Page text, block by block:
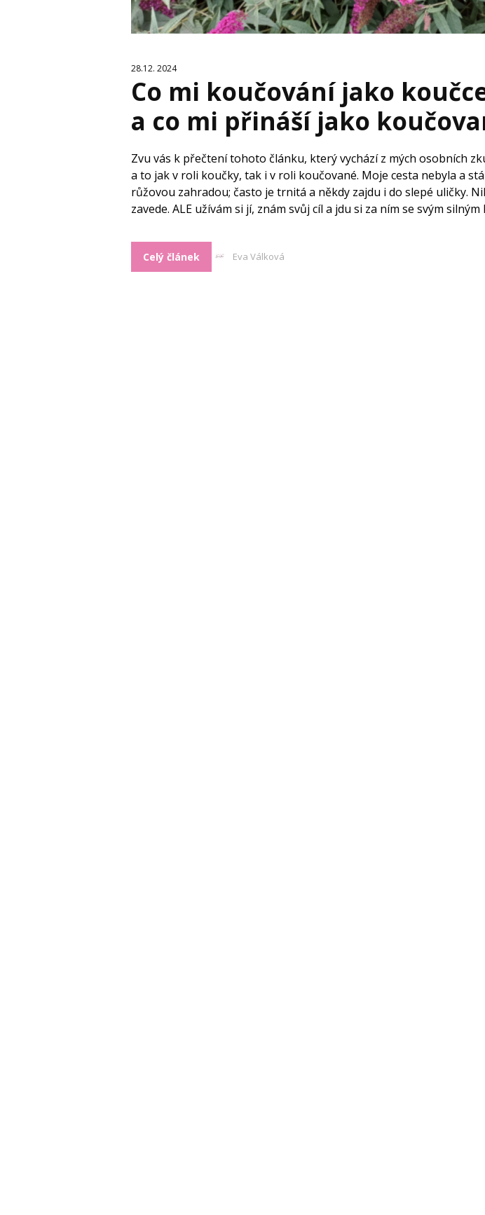
28.12. 2024
Co mi koučování jako
a co mi přináší jako
Zvu vás k přečtení tohoto článku, který vychází z mých osobních
a to jak v roli koučky, tak i v roli koučované. Moje cesta nebyla a
růžovou zahradou; často je trnitá a někdy zajdu i do slepé uličky.
zavede. ALE užívám si jí, znám svůj cíl a jdu si za ním se svým silným
Celý článek Eva Válková